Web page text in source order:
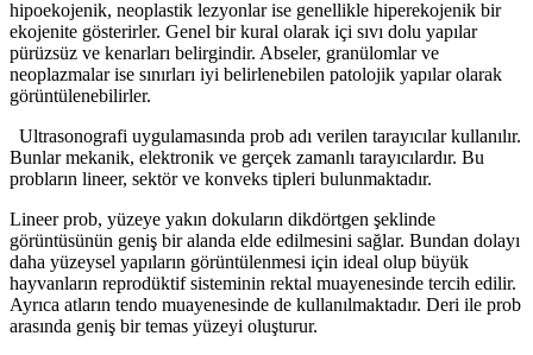
hipoekojenik, neoplastik lezyonlar ise genellikle hiperekojenik bir
ekojenite gösterirler. Genel bir kural olarak içi sıvı dolu yapılar
pürüzsüz ve kenarları belirgindir. Abseler, granülomlar ve
neoplazmalar ise sınırları iyi belirlenebilen patolojik yapılar olarak
görüntülenebilirler.
Ultrasonografi uygulamasında prob adı verilen tarayıcılar kullanılır.
Bunlar mekanik, elektronik ve gerçek zamanlı tarayıcılardır. Bu
probların lineer, sektör ve konveks tipleri bulunmaktadır.
Lineer prob, yüzeye yakın dokuların dikdörtgen şeklinde
görüntüsünün geniş bir alanda elde edilmesini sağlar. Bundan dolayı
daha yüzeysel yapıların görüntülenmesi için ideal olup büyük
hayvanların reprodüktif sisteminin rektal muayenesinde tercih edilir.
Ayrıca atların tendo muayenesinde de kullanılmaktadır. Deri ile prob
arasında geniş bir temas yüzeyi oluşturur.